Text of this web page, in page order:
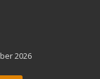
2026